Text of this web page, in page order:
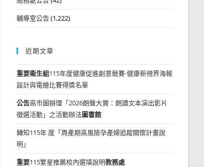
輔導室公告(1,222)
近期文章
重要衛生組115年度健康促進創意競賽-健康新視界海報
設計與電繪比賽得獎名單
公告高市圖辦理「2026朗聲大賞：朗讀文本演出影片
徵選活動」之活動辦法圖書館
轉知115年 度「周產期高風險孕產婦追蹤關懷計畫說
明」
重要115繁星推薦校內選填說明教務處